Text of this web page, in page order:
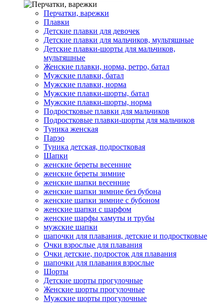
Перчатки, варежки
Плавки
Детские плавки для девочек
Детские плавки для мальчиков, мультяшные
Детские плавки-шорты для мальчиков,
мультяшные
Женские плавки, норма, ретро, батал
Мужские плавки, батал
Мужские плавки, норма
Мужские плавки-шорты, батал
Мужские плавки-шорты, норма
Подростковые плавки для мальчиков
Подростковые плавки-шорты для мальчиков
Туникa женская
Парэо
Туника детская, подростковая
Шапки
женские береты весенние
женские береты зимние
женские шапки весенние
женские шапки зимние без бубона
женские шапки зимние с бубоном
женские шапки с шарфом
женские шарфы хамуты и трубы
мужские шапки
шапочки для плавания, детские и подростковые
Очки взрослые для плавания
Очки детские, подросток для плавания
шапочки для плавания взрослые
Шорты
Детские шорты прогулочные
Женские шорты прогулочные
Мужские шорты прогулочные